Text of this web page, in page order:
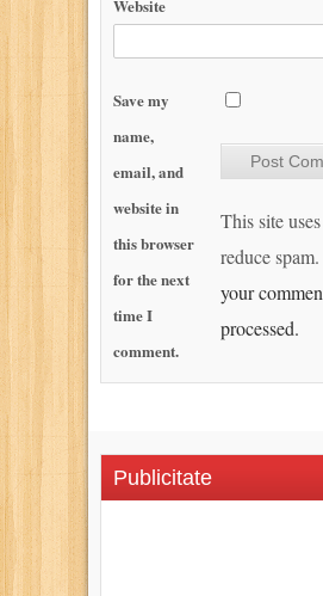
Website
Save my
name,
email, and
website in
this browser
for the next
time I
comment.
This site
reduce spam.
your
processed.
Publicitate